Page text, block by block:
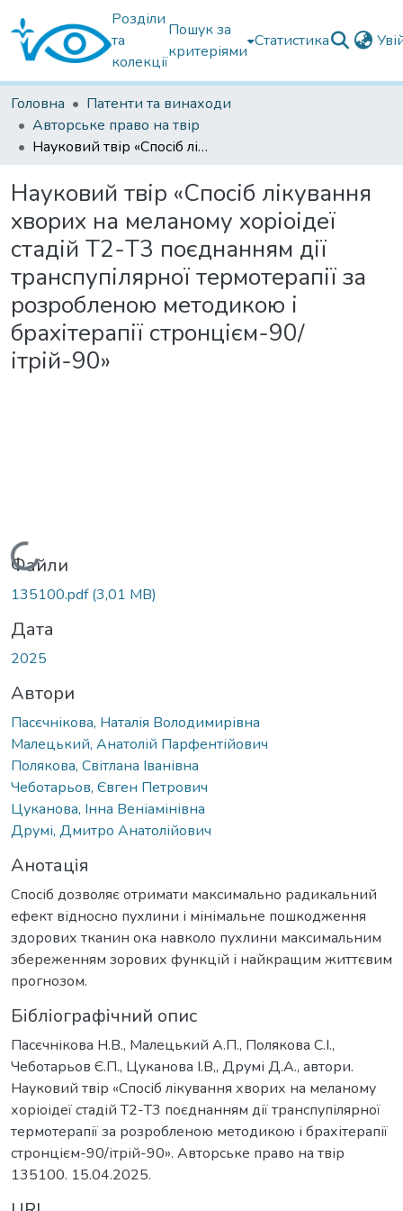
Розділи
та
колекції
Пошук за
критеріями
Статистика
Головна
Патенти та винаходи
Авторське право на твір
Науковий твір «Спосіб лікування хворих на меланому хоріоідеї стадій Т2-Т3 поєднанням дії транспупілярної термотерапії за розробленою методикою і брахітерапії стронцієм-90/ітрій-90»
Науковий твір «Спосіб лікування
хворих на меланому хоріоідеї
стадій Т2-Т3 поєднанням дії
транспупілярної термотерапії за
розробленою методикою і
брахітерапії стронцієм-90/
ітрій-90»
Вантажиться...
Файли
135100.pdf(3,01 MB)
Дата
2025
Автори
Пасєчнікова, Наталія Володимирівна
Малецький, Анатолій Парфентійович
Полякова, Світлана Іванівна
Чеботарьов, Євген Петрович
Цуканова, Інна Веніамінівна
Друмі, Дмитро Анатолійович
Анотація
Спосіб дозволяє отримати максимально радикальний
ефект відносно пухлини і мінімальне пошкодження
здорових тканин ока навколо пухлини максимальним
збереженням зорових функцій і найкращим життєвим
прогнозом.
Бібліографічний опис
Пасєчнікова Н.В., Малецький А.П., Полякова С.І.,
Чеботарьов Є.П., Цуканова І.В,, Друмі Д.А., автори.
Науковий твір «Спосіб лікування хворих на меланому
хоріоідеї стадій Т2-Т3 поєднанням дії транспупілярної
термотерапії за розробленою методикою і брахітерапії
стронцієм-90/ітрій-90». Авторське право на твір
135100. 15.04.2025.